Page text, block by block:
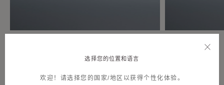
紫色帆布 M 系列
选择您的位置和语言
欢迎！请选择您的国家/地区以获得个性化体验。